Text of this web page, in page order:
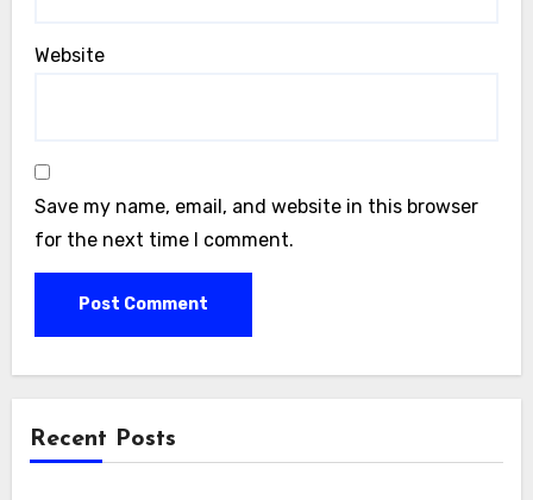
Website
Save my name, email, and website in this browser
for the next time I comment.
Recent Posts